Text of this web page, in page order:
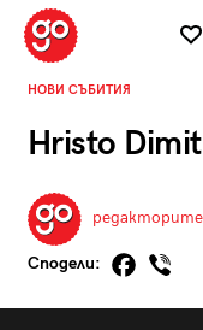
НОВИ СЪБИТИЯ
Hristo
редакторите
Сподели: